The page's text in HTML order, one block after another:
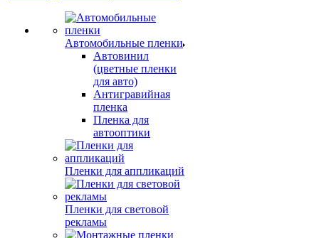
Автомобильные пленки
Автовинил
(цветные пленки
для авто)
Антигравийная
пленка
Пленка для
автооптики
Пленки для аппликаций
Пленки для световой
рекламы